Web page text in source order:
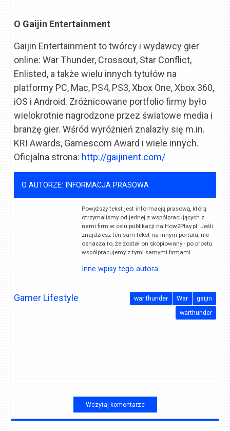
O Gaijin Entertainment
Gaijin Entertainment to twórcy i wydawcy gier
online: War Thunder, Crossout, Star Conflict,
Enlisted, a także wielu innych tytułów na
platformy PC, Mac, PS4, PS3, Xbox One, Xbox 360,
iOS i Android. Zróżnicowane portfolio firmy było
wielokrotnie nagrodzone przez światowe media i
branżę gier. Wśród wyróżnień znalazły się m.in.
KRI Awards, Gamescom Award i wiele innych.
Oficjalna strona: http://gaijinent.com/
O AUTORZE: INFORMACJA PRASOWA
Powyższy tekst jest informacją prasową, którą
otrzymaliśmy od jednej z współpracujących z
nami firm w celu publikacji na How2Play.pl. Jeśli
znajdziesz ten sam tekst na innym portalu, nie
oznacza to, że został on skopiowany - po prostu
współpracujemy z tymi samymi firmami.
Inne wpisy tego autora
Gamer Lifestyle gaijin
War
war thunder
warthunder
Wczytaj komentarze